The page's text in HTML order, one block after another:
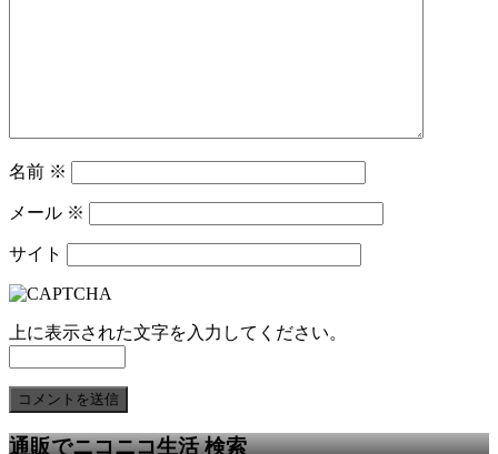
名前 ※
メール ※
サイト
上に表示された文字を入力してください。
通販でニコニコ生活 検索